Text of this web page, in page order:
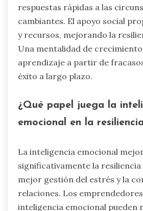
respuestas rápidas a las
cambiantes. El apoyo social
y recursos, mejorando la
Una mentalidad de
aprendizaje a partir de
éxito a largo plazo.
¿Qué papel juega la
emocional en la
La inteligencia emocional
significativamente la
mejor gestión del estrés y la
relaciones. Los
inteligencia emocional pueden